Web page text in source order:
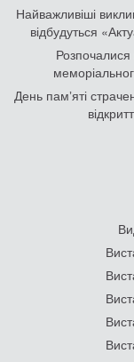
Найважливіші
відбудуться
Розпочалися
День памʼяті